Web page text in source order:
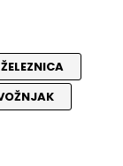
ŽELEZNICA